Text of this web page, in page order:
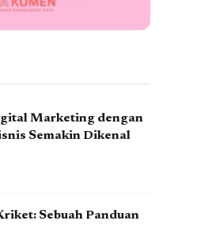
Marketing dengan
Semakin Dikenal
Sebuah Panduan